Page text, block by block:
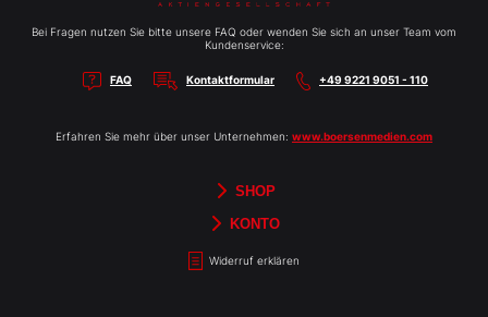
Bei Fragen nutzen Sie bitte unsere FAQ oder wenden Sie sich an unser Team vom
Kundenservice:
FAQ Kontaktformular +49 9221 9051 - 110
Erfahren Sie mehr über unser Unternehmen: www.boersenmedien.com
SHOP
Börsenbriefe
Aktien-Reports
HEBELTRADER
TradingDay
Newsletter
Merchandise
Gutscheine
KONTO
Widerruf erklären